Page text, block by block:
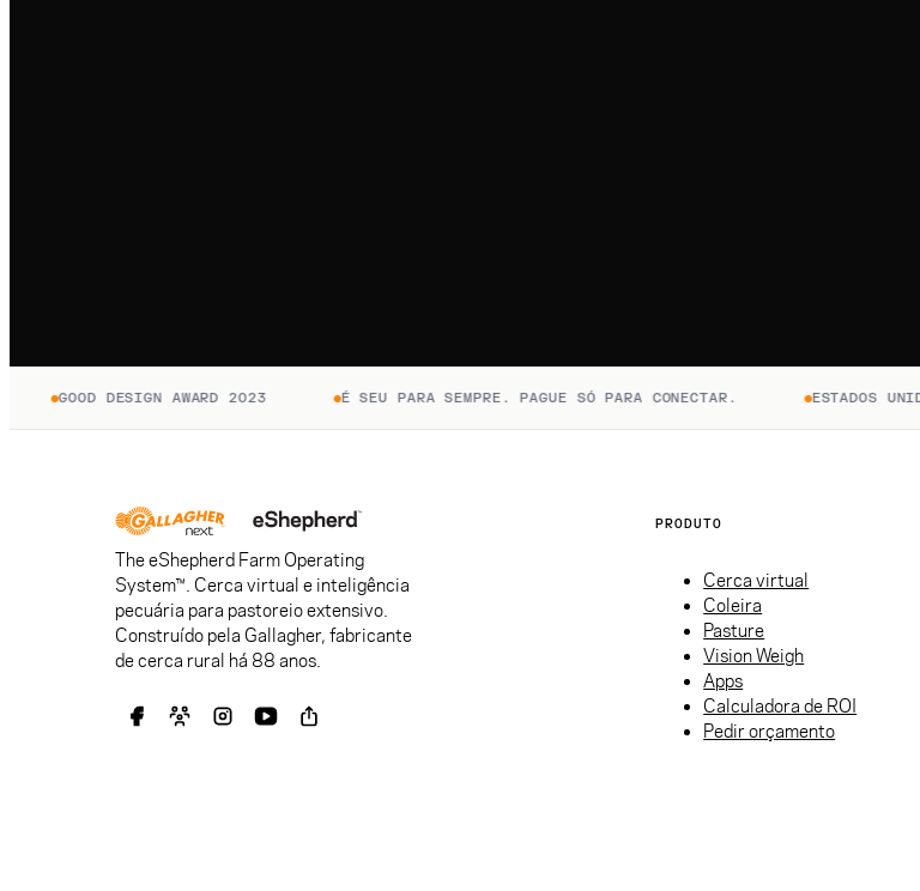
GOOD DESIGN AWARD 2023 É SEU PARA SEMPRE. PAGUE SÓ PARA CONECTAR. ESTADOS UNIDOS
The eShepherd Farm Operating
System™. Cerca virtual e inteligência
pecuária para pastoreio extensivo.
Construído pela Gallagher, fabricante
de cerca rural há 88 anos.
PRODUTO
Cerca virtual
Coleira
Pasture
Vision Weigh
Apps
Calculadora de ROI
Pedir orçamento